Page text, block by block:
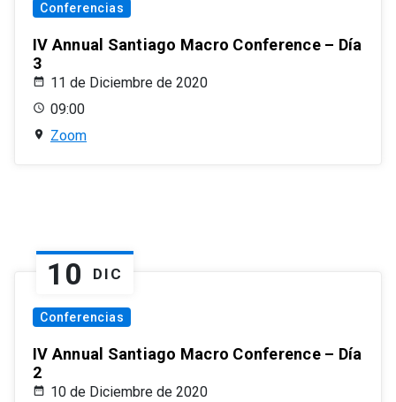
Conferencias
IV Annual Santiago Macro Conference – Día
3
11 de Diciembre de 2020
09:00
Zoom
10 DIC
Conferencias
IV Annual Santiago Macro Conference – Día
2
10 de Diciembre de 2020